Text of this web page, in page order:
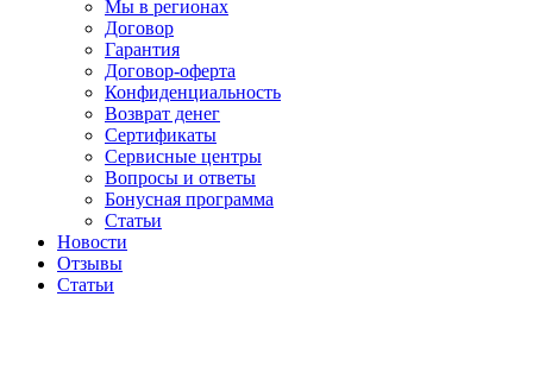
Мы в регионах
Договор
Гарантия
Договор-оферта
Конфиденциальность
Возврат денег
Сертификаты
Сервисные центры
Вопросы и ответы
Бонусная программа
Статьи
Новости
Отзывы
Статьи